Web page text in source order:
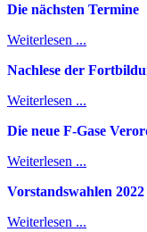
Die nächsten Termine
Weiterlesen ...
Nachlese der
Weiterlesen ...
Die neue F-Gase
Weiterlesen ...
Vorstandswahlen 2022
Weiterlesen ...